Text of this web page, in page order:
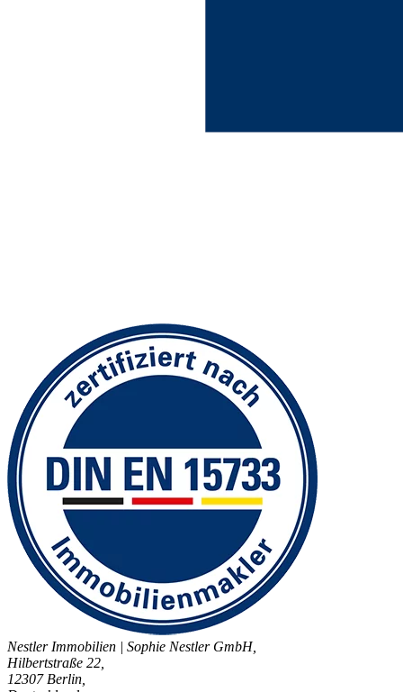
Nestler Immobilien | Sophie Nestler GmbH,
Hilbertstraße 22,
12307 Berlin,